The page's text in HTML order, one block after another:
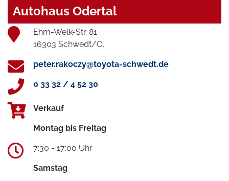
Autohaus Odertal
Ehm-Welk-Str. 81
16303 Schwedt/O.
peter.rakoczy@toyota-schwedt.de
0 33 32 / 4 52 30
Verkauf
Montag bis Freitag
7:30 - 17:00 Uhr
Samstag